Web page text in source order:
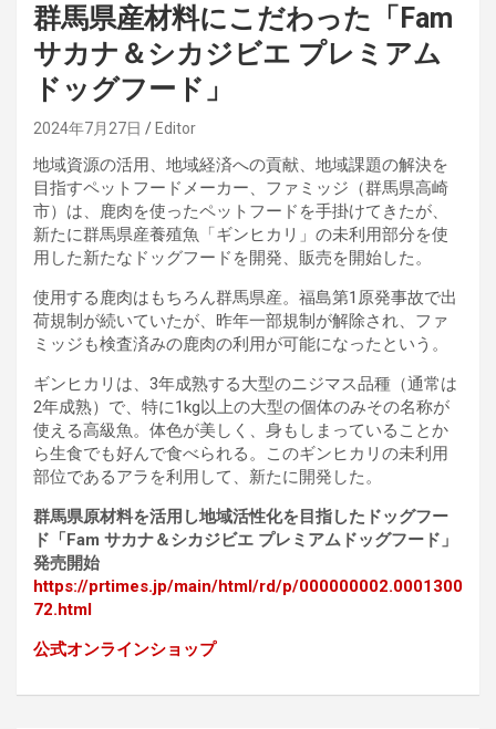
群馬県産材料にこだわった「Fam
サカナ＆シカジビエ プレミアム
ドッグフード」
2024年7月27日 Editor
地域資源の活用、地域経済への貢献、地域課題の解決を
目指すペットフードメーカー、ファミッジ（群馬県高崎
市）は、鹿肉を使ったペットフードを手掛けてきたが、
新たに群馬県産養殖魚「ギンヒカリ」の未利用部分を使
用した新たなドッグフードを開発、販売を開始した。
使用する鹿肉はもちろん群馬県産。福島第1原発事故で出
荷規制が続いていたが、昨年一部規制が解除され、ファ
ミッジも検査済みの鹿肉の利用が可能になったという。
ギンヒカリは、3年成熟する大型のニジマス品種（通常は
2年成熟）で、特に1kg以上の大型の個体のみその名称が
使える高級魚。体色が美しく、身もしまっていることか
ら生食でも好んで食べられる。このギンヒカリの未利用
部位であるアラを利用して、新たに開発した。
群馬県原材料を活用し地域活性化を目指したドッグフー
ド「Fam サカナ＆シカジビエ プレミアムドッグフード」
発売開始
https://prtimes.jp/main/html/rd/p/000000002.0001300
72.html
公式オンラインショップ